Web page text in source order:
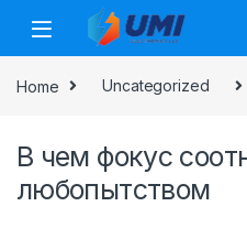
Home Uncategorized
В чем фокус
любопытством